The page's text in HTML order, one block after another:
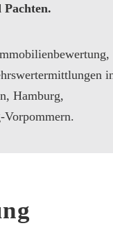
Hamburg,
Vorpommern.